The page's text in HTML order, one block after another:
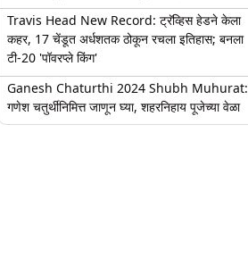
Travis Head New Record: ट्रॅव्हिस हेडने केला
कहर, 17 चेंडूत अर्धशतक ठोकून रचला इतिहास; बनला
टी-20 'पॉवरप्ले किंग'
Ganesh Chaturthi 2024 Shubh Muhurat:
गणेश चतुर्थीनिमित्त जाणून घ्या, शहरनिहाय पूजेच्या वेळा